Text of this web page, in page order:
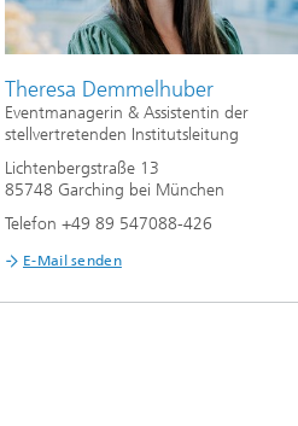
Theresa Demmelhuber
Eventmanagerin & Assistentin der
stellvertretenden Institutsleitung
Lichtenbergstraße 13
85748 Garching bei München
Telefon +49 89 547088-426
E-Mail senden